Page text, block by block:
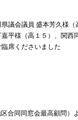
議会議員 盛本芳久様（
平様（高１５）、関西
席くださいました
合同同窓会最高顧問）